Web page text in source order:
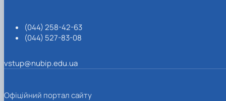
(044) 258-42-63
(044) 527-83-08
vstup@nubip.edu.ua
Офіційний портал сайту